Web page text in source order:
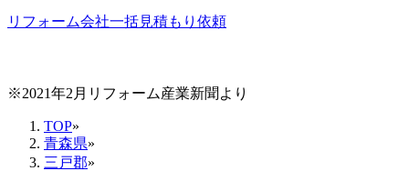
リフォーム会社一括見積もり依頼
※2021年2月リフォーム産業新聞より
TOP»
青森県»
三戸郡»